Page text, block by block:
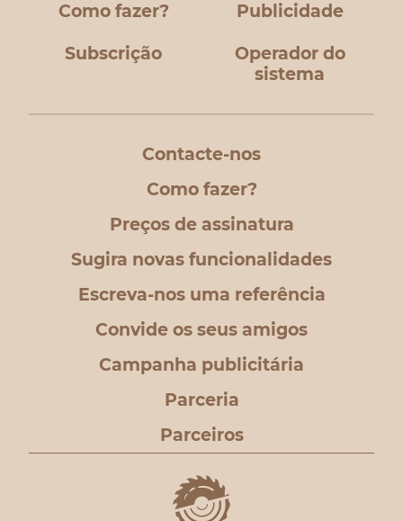
Como fazer? Publicidade
Subscrição
Operador do
sistema
Contacte-nos
Como fazer?
Preços de assinatura
Sugira novas funcionalidades
Escreva-nos uma referência
Convide os seus amigos
Campanha publicitária
Parceria
Parceiros